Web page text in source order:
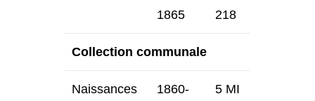
1865 218
Collection communale
Naissances
1860-
5 MI